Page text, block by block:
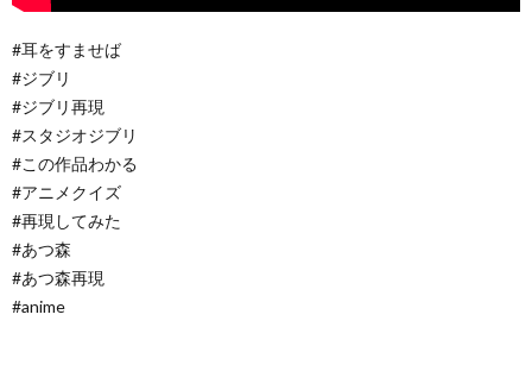
#耳をすませば
#ジブリ
#ジブリ再現
#スタジオジブリ
#この作品わかる
#アニメクイズ
#再現してみた
#あつ森
#あつ森再現
#anime